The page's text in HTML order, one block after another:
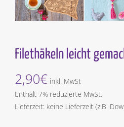
Filethäkeln leicht
2,90€ inkl. MwSt
Enthält 7% reduzierte MwSt.
Lieferzeit: keine Lieferzeit (z.B.